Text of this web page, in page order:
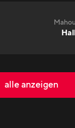
alle anzeigen